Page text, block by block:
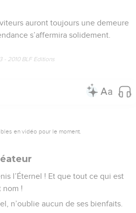
auront toujours une demeure
s’affermira solidement.
- 2010 BLF Editions
en vidéo pour le moment.
l’Éternel ! Et que tout ce qui est
nom !
n’oublie aucun de ses bienfaits.